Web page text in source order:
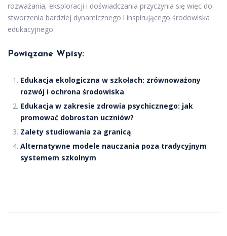
rozważania, eksploracji i doświadczania przyczynia się więc do
stworzenia bardziej dynamicznego i inspirującego środowiska
edukacyjnego.
Powiązane Wpisy:
Edukacja ekologiczna w szkołach: zrównoważony
rozwój i ochrona środowiska
Edukacja w zakresie zdrowia psychicznego: jak
promować dobrostan uczniów?
Zalety studiowania za granicą
Alternatywne modele nauczania poza tradycyjnym
systemem szkolnym